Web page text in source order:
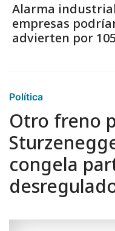
Alarma
empresas
advierten por
Política
Otro freno
congela